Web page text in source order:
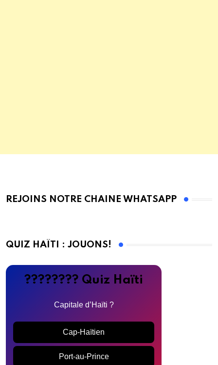
REJOINS NOTRE CHAINE WHATSAPP
QUIZ HAÏTI : JOUONS!
???????? Quiz Haïti
Capitale d’Haïti ?
Cap-Haïtien
Port-au-Prince